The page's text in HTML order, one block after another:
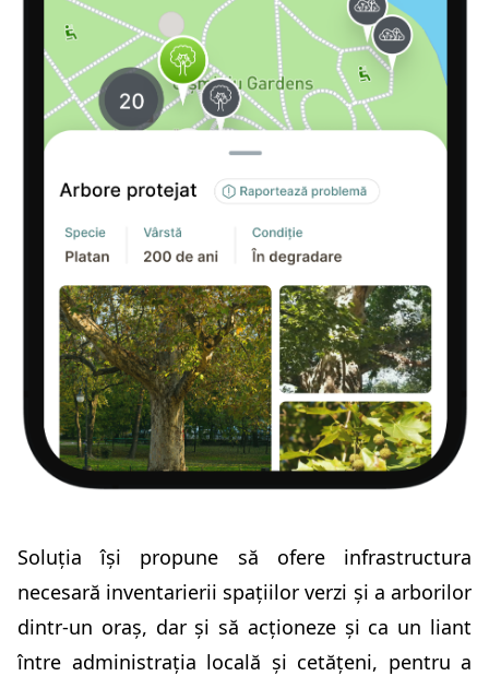
Soluția își propune să ofere infrastructura
necesară inventarierii spațiilor verzi și a arborilor
dintr-un oraș, dar și să acționeze și ca un liant
între administrația locală și cetățeni, pentru a